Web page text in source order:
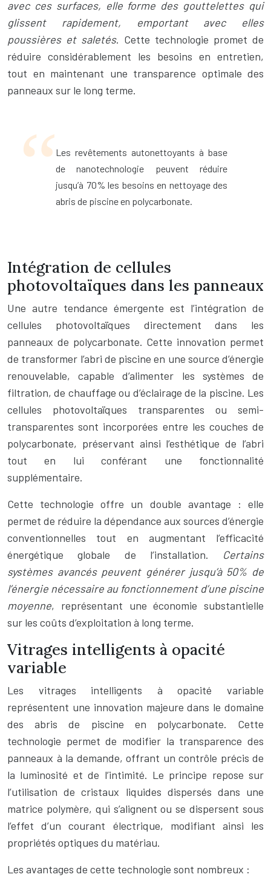
avec ces surfaces, elle forme des gouttelettes qui
glissent rapidement, emportant avec elles
poussières et saletés. Cette technologie promet de
réduire considérablement les besoins en entretien,
tout en maintenant une transparence optimale des
panneaux sur le long terme.
Les revêtements autonettoyants à base
de nanotechnologie peuvent réduire
jusqu’à 70% les besoins en nettoyage des
abris de piscine en polycarbonate.
Intégration de cellules
photovoltaïques dans les panneaux
Une autre tendance émergente est l’intégration de
cellules photovoltaïques directement dans les
panneaux de polycarbonate. Cette innovation permet
de transformer l’abri de piscine en une source d’énergie
renouvelable, capable d’alimenter les systèmes de
filtration, de chauffage ou d’éclairage de la piscine. Les
cellules photovoltaïques transparentes ou semi-
transparentes sont incorporées entre les couches de
polycarbonate, préservant ainsi l’esthétique de l’abri
tout en lui conférant une fonctionnalité
supplémentaire.
Cette technologie offre un double avantage : elle
permet de réduire la dépendance aux sources d’énergie
conventionnelles tout en augmentant l’efficacité
énergétique globale de l’installation. Certains
systèmes avancés peuvent générer jusqu’à 50% de
l’énergie nécessaire au fonctionnement d’une piscine
moyenne, représentant une économie substantielle
sur les coûts d’exploitation à long terme.
Vitrages intelligents à opacité
variable
Les vitrages intelligents à opacité variable
représentent une innovation majeure dans le domaine
des abris de piscine en polycarbonate. Cette
technologie permet de modifier la transparence des
panneaux à la demande, offrant un contrôle précis de
la luminosité et de l’intimité. Le principe repose sur
l’utilisation de cristaux liquides dispersés dans une
matrice polymère, qui s’alignent ou se dispersent sous
l’effet d’un courant électrique, modifiant ainsi les
propriétés optiques du matériau.
Les avantages de cette technologie sont nombreux :